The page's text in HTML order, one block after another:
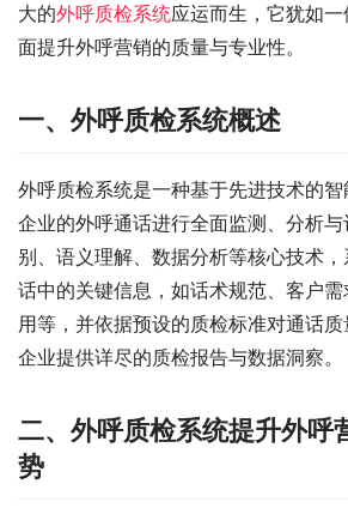
大的外呼质检系统应运而生，它犹如
面提升外呼营销的质量与专业性。
一、外呼质检系统概述
外呼质检系统是一种基于先进技术的
企业的外呼通话进行全面监测、分析
别、语义理解、数据分析等核心技术
话中的关键信息，如话术规范、客户
用等，并依据预设的质检标准对通话
企业提供详尽的质检报告与数据洞察。
二、外呼质检系统提升外呼
势